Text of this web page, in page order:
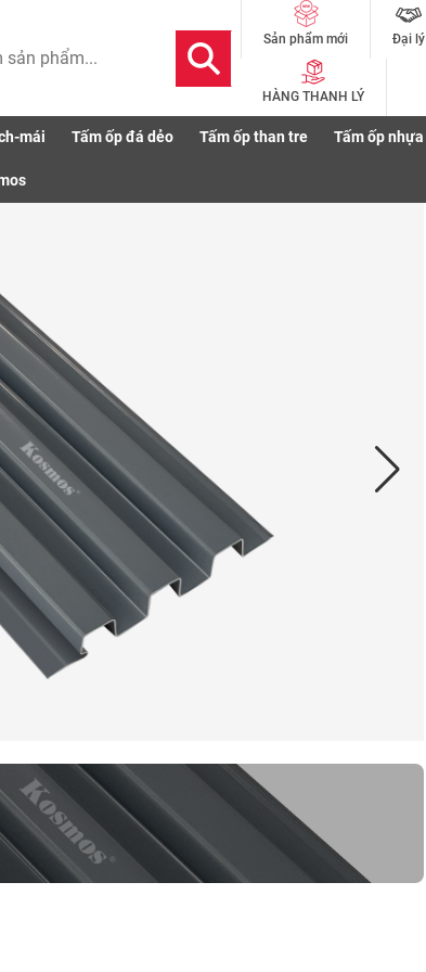
Sản phẩm mới Đại lý
HÀNG THANH LÝ
mái Tấm ốp đá dẻo Tấm ốp than tre Tấm ốp nhựa